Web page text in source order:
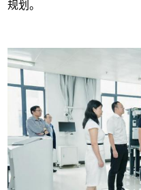
规划。